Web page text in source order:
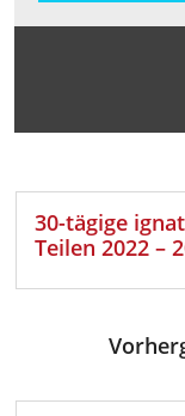
30-tägige
Teilen 2022 –